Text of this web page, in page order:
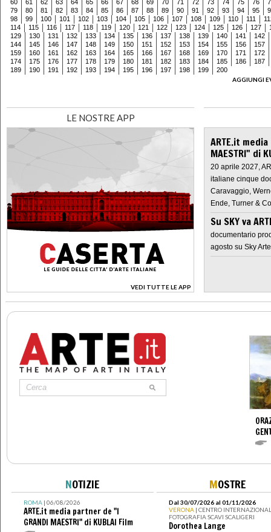
60 61 62 63 64 65 66 67 68 69 70 71 72 73 74 75 76
79
80 81 82 83 84 85 86 87 88 89 90 91 92 93 94 95
98
99 100 101 102 103 104 105 106 107 108 109 110 111
114
115 116 117 118 119 120 121 122 123 124 125 126 127
129
130 131 132 133 134 135 136 137 138 139 140 141
142
144
145 146 147 148 149 150 151 152 153 154 155 156
157
159
160 161 162 163 164 165 166 167 168 169 170 171
172
174
175 176 177 178 179 180 181 182 183 184 185 186
187
189
190 191 192 193 194 195 196 197 198 199
200
AGGIUNGI
LE NOSTRE APP
VEDI TUTTE LE APP
>
ARTE.it
MAESTRI" di
20 aprile 2027,
italiane cinque
Caravaggio,
Ende, Turner &
Su SKY va
documentario
agosto su Sky Arte
NOTIZIE
ROMA| 06/08/2026
ARTE.it media partner de "I
GRANDI MAESTRI" di KUBLAI Film
MOSTRE
Dal 30/07/2026 al 01/11/2026
VERONA | CENTRO
FOTOGRAFIA SCAVI SCALIGERI
Dorothea Lange